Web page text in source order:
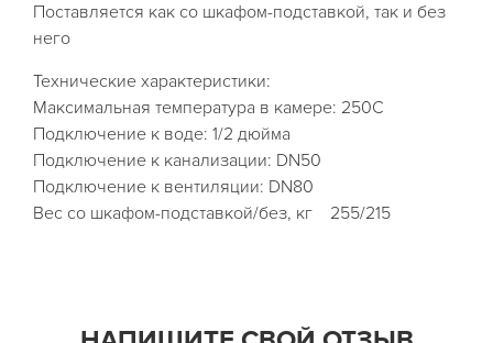
Поставляется как со шкафом-подставкой, так и без
него
Технические характеристики:
Максимальная температура в камере: 250C
Подключение к воде: 1/2 дюйма
Подключение к канализации: DN50
Подключение к вентиляции: DN80
Вес со шкафом-подставкой/без, кг 255/215